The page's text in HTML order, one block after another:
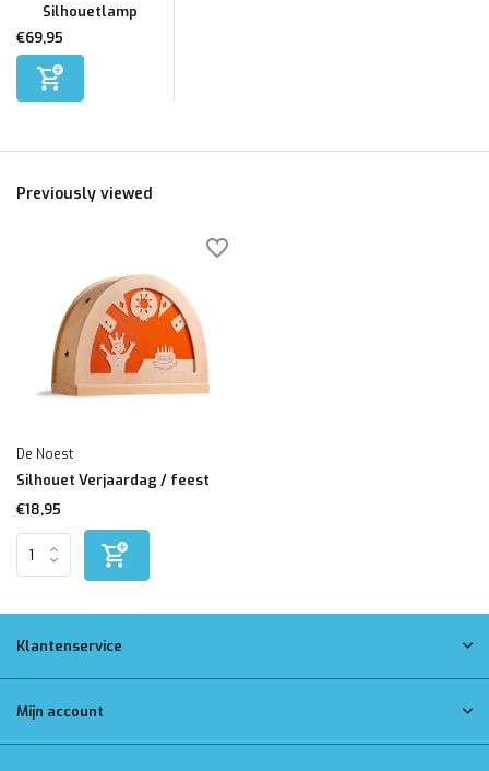
Silhouetlamp
€69,95
Previously viewed
De Noest
Silhouet Verjaardag / feest
€18,95
Klantenservice
Mijn account